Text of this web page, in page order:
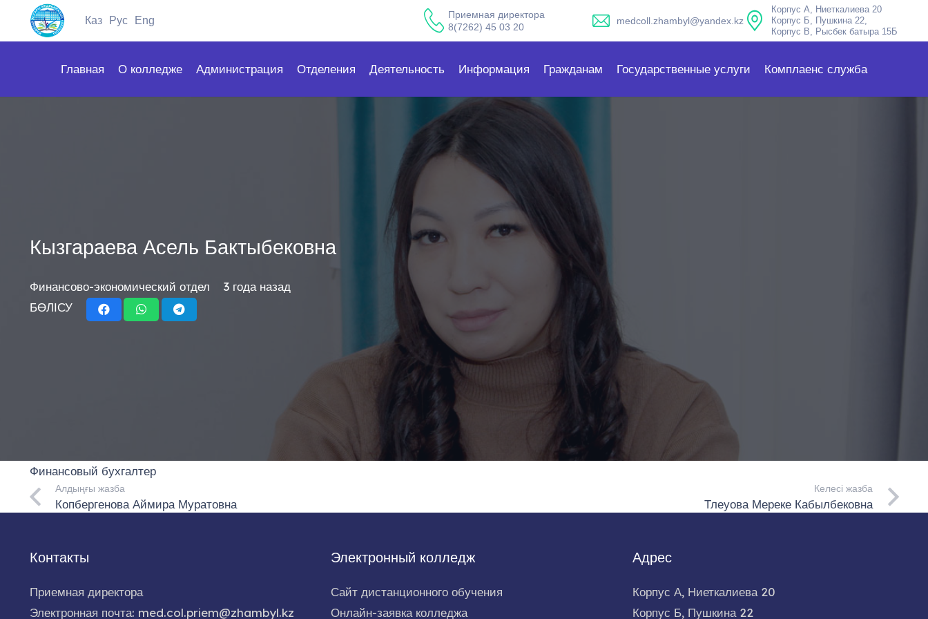
Каз Рус Eng
Приемная директора
8(7262) 45 03 20
medcoll.zhambyl@yandex.kz
Корпус А, Ниеткалиева 20
Корпус Б, Пушкина 22,
Корпус В, Рысбек батыра 15Б
Главная О колледже Администрация Отделения Деятельность Информация Гражданам Государственные услуги Комплаенс служба
Кызгараева Асель Бактыбековна
Финансово-экономический отдел
3 года назад
БӨЛІСУ
Финансовый бухгалтер
Алдыңғы жазба
Копбергенова Аймира Муратовна
Келесі жазба
Тлеуова Мереке Кабылбековна
Контакты
Приемная директора
Электронная почта: med.col.priem@zhambyl.kz
Электронный колледж
Сайт дистанционного обучения
Онлайн-заявка колледжа
Адрес
Корпус А, Ниеткалиева 20
Корпус Б, Пушкина 22